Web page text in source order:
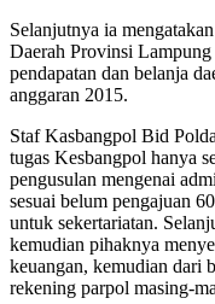
Selanjutnya ia
Daerah Provinsi
pendapatan dan belanja
anggaran 2015.
Staf Kasbangpol Bid
tugas Kesbangpol hanya
pengusulan mengenai
sesuai belum pengajuan
untuk sekertariatan.
kemudian pihaknya
keuangan, kemudian dari
rekening parpol masing-